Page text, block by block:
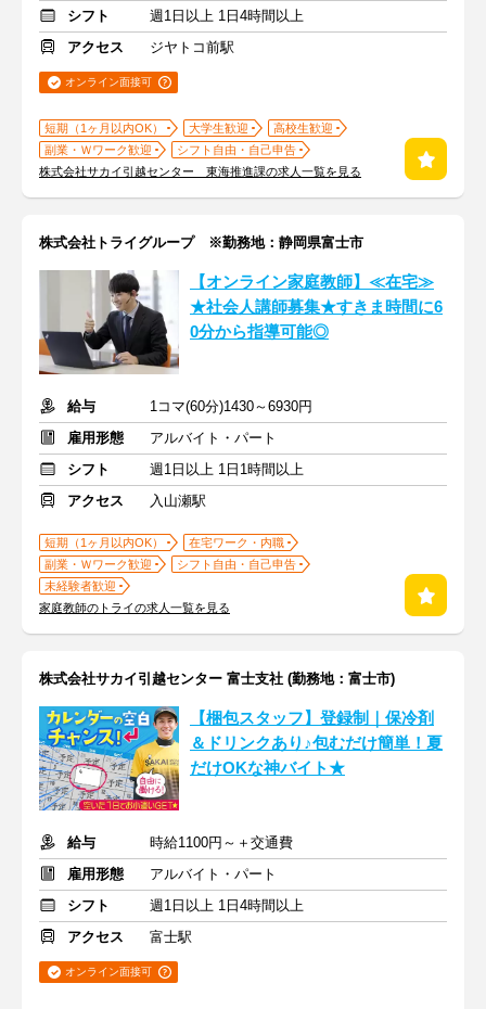
シフト
週1日以上 1日4時間以上
アクセス
ジヤトコ前駅
オンライン面接可
短期（1ヶ月以内OK） 大学生歓迎
高校生歓迎
副業・Ｗワーク歓迎
シフト自由・自己申告
株式会社サカイ引越センター 東海推進課の求人一覧を見る
株式会社トライグループ ※勤務地：静岡県富士市
【オンライン家庭教師】≪在宅≫
★社会人講師募集★すきま時間に6
0分から指導可能◎
給与
1コマ(60分)1430～6930円
雇用形態
アルバイト・パート
シフト
週1日以上 1日1時間以上
アクセス
入山瀬駅
短期（1ヶ月以内OK）
在宅ワーク・内職
副業・Ｗワーク歓迎
シフト自由・自己申告
未経験者歓迎
家庭教師のトライの求人一覧を見る
株式会社サカイ引越センター 富士支社 (勤務地：富士市)
【梱包スタッフ】登録制｜保冷剤
＆ドリンクあり♪包むだけ簡単！夏
だけOKな神バイト★
給与
時給1100円～＋交通費
雇用形態
アルバイト・パート
シフト
週1日以上 1日4時間以上
アクセス
富士駅
オンライン面接可